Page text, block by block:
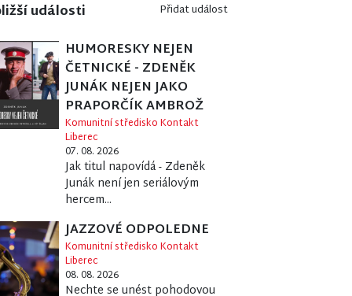
události Přidat událost
HUMORESKY NEJEN
ČETNICKÉ - ZDENĚK
JUNÁK NEJEN JAKO
PRAPORČÍK AMBROŽ
Komunitní středisko Kontakt
Liberec
07. 08. 2026
Jak titul napovídá - Zdeněk
Junák není jen seriálovým
hercem...
JAZZOVÉ ODPOLEDNE
Komunitní středisko Kontakt
Liberec
08. 08. 2026
Nechte se unést pohodovou